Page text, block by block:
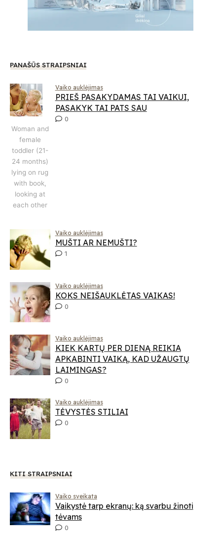
PANAŠŪS STRAIPSNIAI
Woman and
female
toddler (21-
24 months)
lying on rug
with book,
looking at
each other
Vaiko auklėjimas
PRIEŠ PASAKYDAMAS TAI VAIKUI,
PASAKYK TAI PATS SAU
0
Vaiko auklėjimas
MUŠTI AR NEMUŠTI?
1
Vaiko auklėjimas
KOKS NEIŠAUKLĖTAS VAIKAS!
0
Vaiko auklėjimas
KIEK KARTŲ PER DIENĄ REIKIA
APKABINTI VAIKĄ, KAD UŽAUGTŲ
LAIMINGAS?
0
Vaiko auklėjimas
TĖVYSTĖS STILIAI
0
KITI STRAIPSNIAI
Vaiko sveikata
Vaikystė tarp ekranų: ką svarbu žinoti
tėvams
0